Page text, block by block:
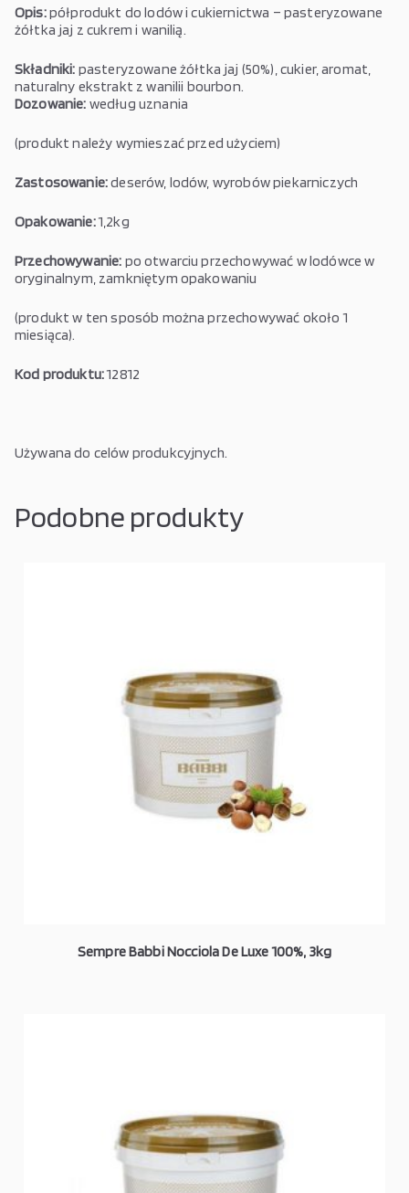
Opis:półprodukt do lodów i cukiernictwa – pasteryzowane
żółtka jaj z cukrem i wanilią.
Składniki: pasteryzowane żółtka jaj (50%), cukier, aromat,
naturalny ekstrakt z wanilii bourbon.
Dozowanie: według uznania
(produkt należy wymieszać przed użyciem)
Zastosowanie:deserów, lodów, wyrobów piekarniczych
Opakowanie:1,2kg
Przechowywanie: po otwarciu przechowywać w lodówce w
oryginalnym, zamkniętym opakowaniu
(produkt w ten sposób można przechowywać około 1
miesiąca).
Kod produktu:12812
Używana do celów produkcyjnych.
Podobne produkty
Sempre Babbi Nocciola De Luxe 100%, 3kg